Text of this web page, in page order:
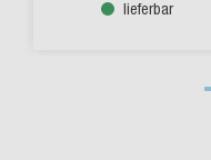
lieferbar